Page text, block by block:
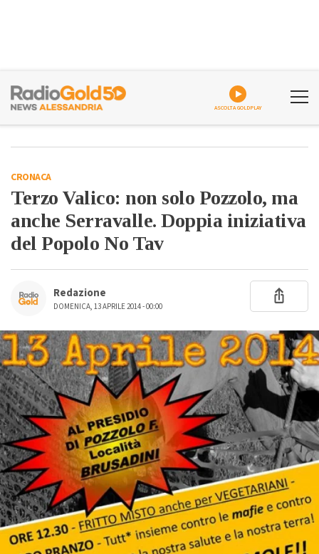
ASCOLTA GOLDPLAY
CRONACA
Terzo Valico: non solo Pozzolo, ma
anche Serravalle. Doppia iniziativa
del Popolo No Tav
Redazione
DOMENICA, 13 APRILE 2014 - 00:00